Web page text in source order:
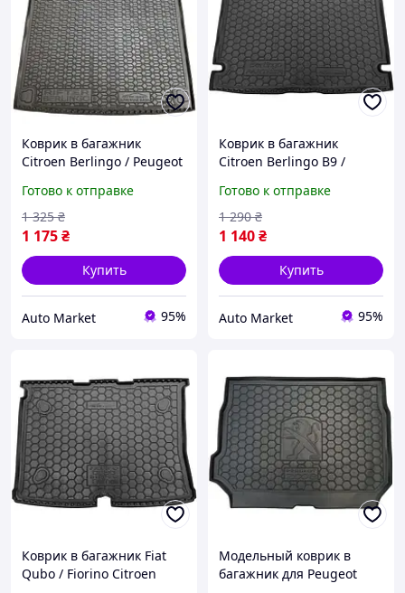
Коврик в багажник
Citroen Berlingo / Peugeot
резиновый
Готово к отправке
1 175₴
1 325 ₴
Купить
Auto Market 95%
Коврик в багажник
Citroen Berlingo B9 /
2008-2018 резиновый
Готово к отправке
1 140₴
1 290 ₴
Купить
Auto Market 95%
Коврик в багажник Fiat
Qubo / Fiorino Citroen
Модельный коврик в
багажник для Peugeot